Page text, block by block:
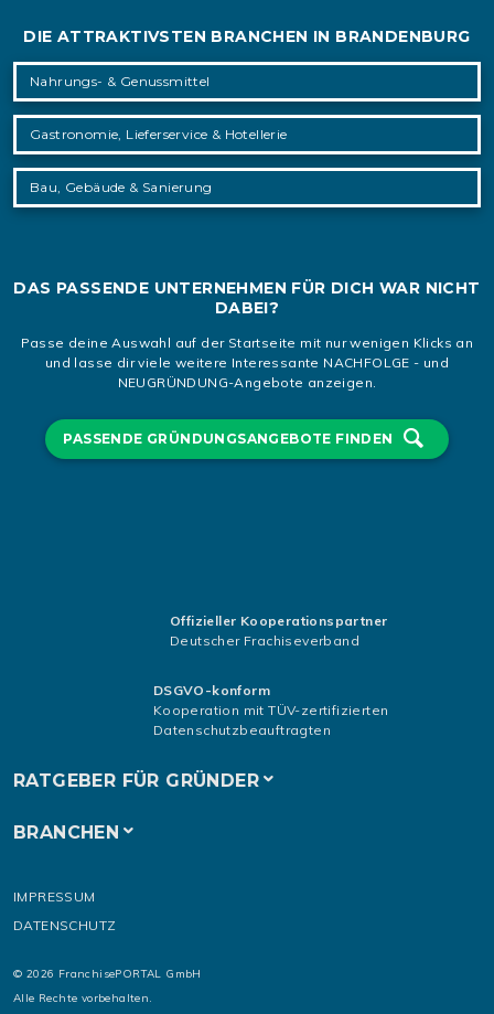
DIE ATTRAKTIVSTEN BRANCHEN IN BRANDENBURG
Nahrungs- & Genussmittel
Gastronomie, Lieferservice & Hotellerie
Bau, Gebäude & Sanierung
DAS PASSENDE UNTERNEHMEN FÜR DICH WAR NICHT
DABEI?
Passe deine Auswahl auf der Startseite mit nur wenigen Klicks an
und lasse dir viele weitere Interessante NACHFOLGE - und
NEUGRÜNDUNG-Angebote anzeigen.
PASSENDE GRÜNDUNGSANGEBOTE FINDEN
Offizieller Kooperationspartner
Deutscher Frachiseverband
DSGVO-konform
Kooperation mit TÜV-zertifizierten
Datenschutzbeauftragten
RATGEBER FÜR GRÜNDER
BRANCHEN
IMPRESSUM
DATENSCHUTZ
© 2026 FranchisePORTAL GmbH
Alle Rechte vorbehalten.